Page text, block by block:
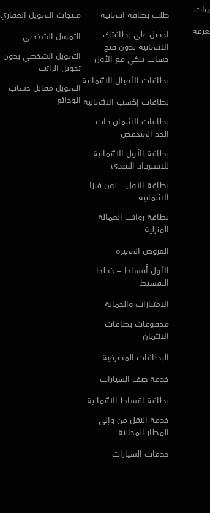
طلب بطاقة ائتمانية
احصل على بطاقتك
الائتمانية بدون فتح
حساب بنكي مع الأول
بطاقات الأميال الائتمانية
بطاقات إكسب الائتمانية
بطاقات الائتمان ذات
الحد المنخفض
بطاقة الأول الائتمانية
للاسترداد النقدي
بطاقة الأول – نون فيزا
الائتمانية
بطاقة رواتب العمالة
المنزلية
العروض المميزة
الأول أقساط – خطط
التقسيط
الامتيازات والحماية
مدفوعات بطاقات
الائتمان
البطاقات المصرفية
خدمة صف السيارات
بطاقة اقساط الائتمانية
خدمة النقل من وإلى
المطار المجانية
خدمات السيارات
منتجات التمويل العقاري
التمويل الشخصي
التمويل الشخصي بدون
تحويل الراتب
التمويل مقابل حساب
الودائع